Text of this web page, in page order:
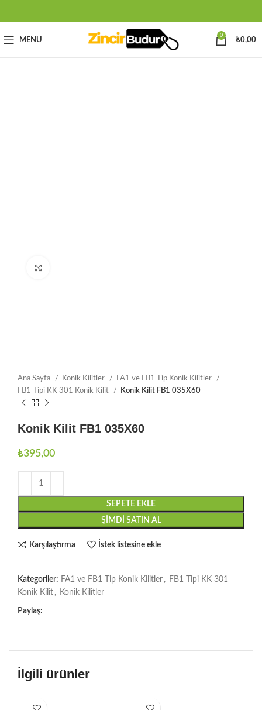
MENU
0
₺0,00
Ana Sayfa Konik Kilitler
FA1 ve FB1 Tip Konik Kilitler
FB1 Tipi KK 301 Konik Kilit
Konik Kilit FB1 035X60
Konik Kilit FB1 035X60
₺395,00
SEPETE EKLE
ŞIMDI SATIN AL
Karşılaştırma İstek listesine ekle
Kategoriler: FA1 ve FB1 Tip Konik Kilitler , FB1 Tipi KK 301
Konik Kilit , Konik Kilitler
Paylaş:
İlgili ürünler